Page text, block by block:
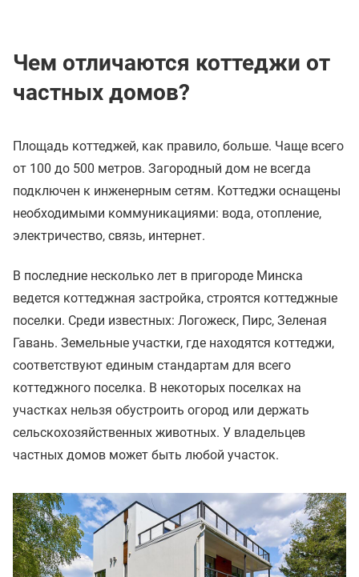
Чем отличаются коттеджи от
частных домов?
Площадь коттеджей, как правило, больше. Чаще всего
от 100 до 500 метров. Загородный дом не всегда
подключен к инженерным сетям. Коттеджи оснащены
необходимыми коммуникациями: вода, отопление,
электричество, связь, интернет.
В последние несколько лет в пригороде Минска
ведется коттеджная застройка, строятся коттеджные
поселки. Среди известных: Логожеск, Пирс, Зеленая
Гавань. Земельные участки, где находятся коттеджи,
соответствуют единым стандартам для всего
коттеджного поселка. В некоторых поселках на
участках нельзя обустроить огород или держать
сельскохозяйственных животных. У владельцев
частных домов может быть любой участок.